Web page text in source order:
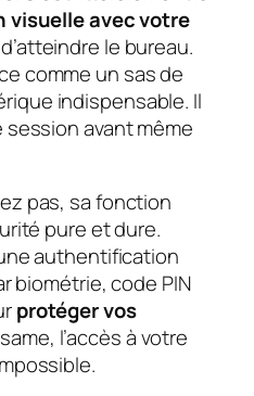
visuelle avec votre
le bureau.
comme un sas de
indispensable. Il
avant même
pas, sa fonction
pure et dure.
authentification
biométrie, code PIN
protéger vos
l’accès à votre